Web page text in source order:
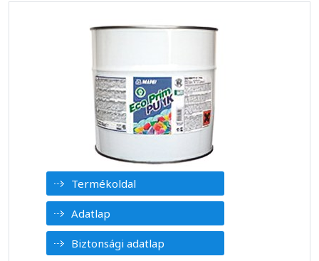
Termékoldal
Adatlap
Biztonsági adatlap